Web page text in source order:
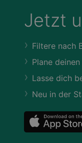
Jetzt
Filtere nach
Plane
Lasse dich
Neu in der